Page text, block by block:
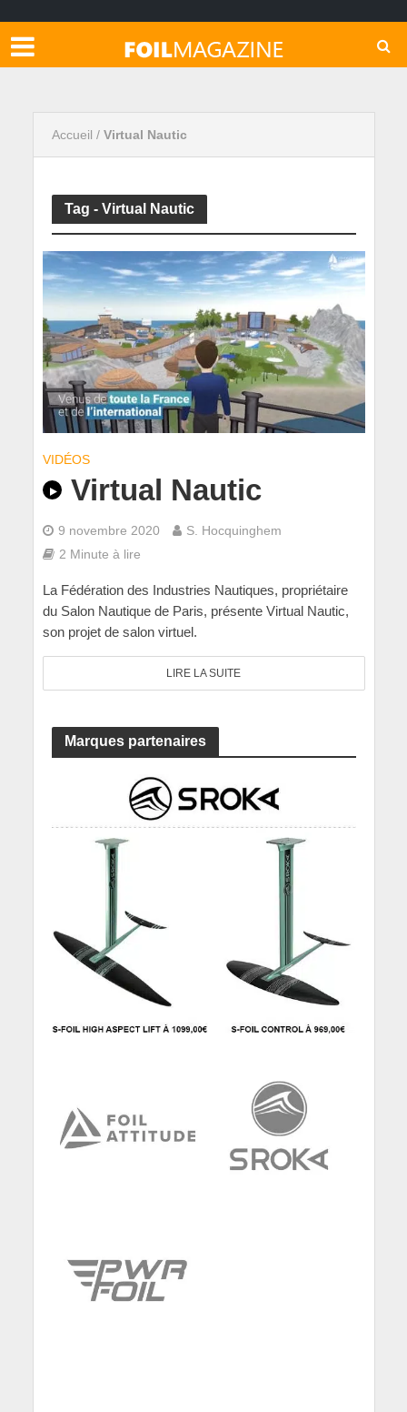
Accueil / Virtual Nautic
Tag - Virtual Nautic
VIDÉOS
Virtual Nautic
9 novembre 2020
S. Hocquinghem
2 Minute à lire
La Fédération des Industries Nautiques, propriétaire
du Salon Nautique de Paris, présente Virtual Nautic,
son projet de salon virtuel.
LIRE LA SUITE
Marques partenaires